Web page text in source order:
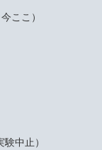
ここ）
験中止）